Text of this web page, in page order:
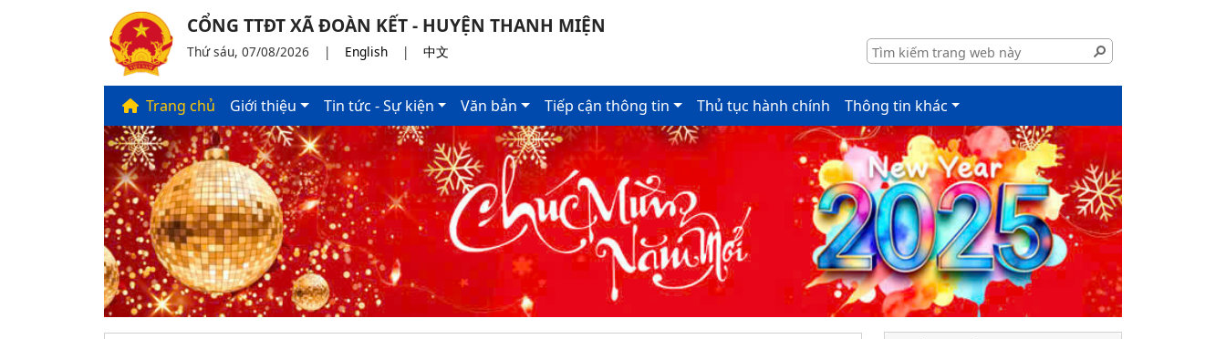
CỔNG TTĐT XÃ ĐOÀN KẾT - HUYỆN THANH MIỆN
Thứ sáu, 07/08/2026 | English | 中文
Trang chủ Giới thiệu Tin tức - Sự kiện Văn bản Tiếp cận thông tin Thủ tục hành chính Thông tin khác